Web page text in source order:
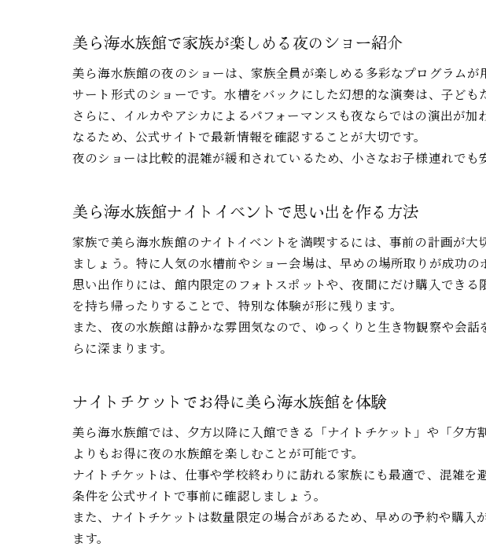
美ら海水族館で家族が楽しめる夜のショー紹介
美ら海水族館の夜のショーは、家族全員が楽しめる多彩なプログラム
サート形式のショーです。水槽をバックにした幻想的な演奏は、子ども
さらに、イルカやアシカによるパフォーマンスも夜ならではの演出が
なるため、公式サイトで最新情報を確認することが大切です。
夜のショーは比較的混雑が緩和されているため、小さなお子様連れで
美ら海水族館ナイトイベントで思い出を作る方法
家族で美ら海水族館のナイトイベントを満喫するには、事前の計画が
ましょう。特に人気の水槽前やショー会場は、早めの場所取りが成功の
思い出作りには、館内限定のフォトスポットや、夜間にだけ購入でき
を持ち帰ったりすることで、特別な体験が形に残ります。
また、夜の水族館は静かな雰囲気なので、ゆっくりと生き物観察や会
らに深まります。
ナイトチケットでお得に美ら海水族館を体験
美ら海水族館では、夕方以降に入館できる「ナイトチケット」や「夕
よりもお得に夜の水族館を楽しむことが可能です。
ナイトチケットは、仕事や学校終わりに訪れる家族にも最適で、混雑
条件を公式サイトで事前に確認しましょう。
また、ナイトチケットは数量限定の場合があるため、早めの予約や購
ます。